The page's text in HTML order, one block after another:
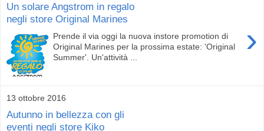
Un solare Angstrom in regalo
negli store Original Marines
›
Prende il via oggi la nuova instore promotion di
Original Marines per la prossima estate: 'Original
Summer'. Un'attività ...
13 ottobre 2016
Autunno in bellezza con gli
eventi negli store Kiko